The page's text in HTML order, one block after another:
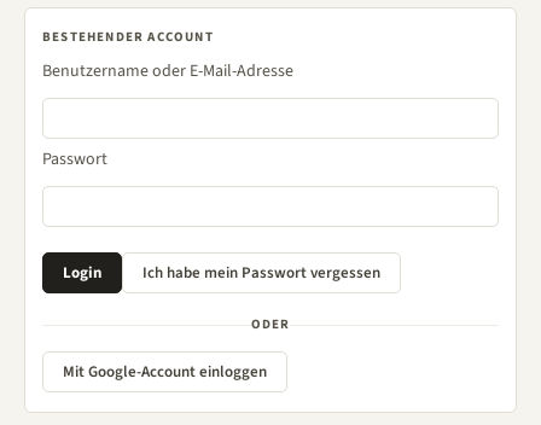
BESTEHENDER ACCOUNT
Benutzername oder E-Mail-Adresse
Passwort
ODER
Mit Google-Account einloggen